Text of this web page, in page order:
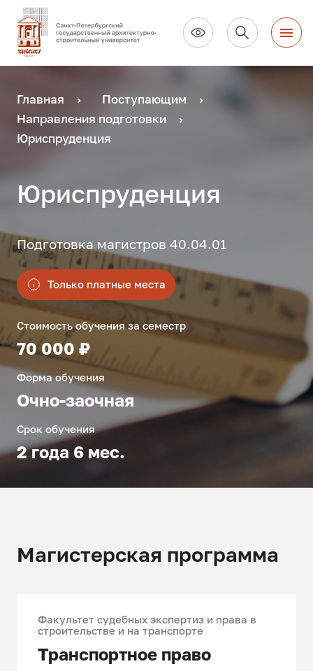
Главная
Поступающим
Направления подготовки
Юриспруденция
Юриспруденция
Подготовка магистров 40.04.01
Только платные места
Стоимость обучения за семестр
70 000 ₽
Форма обучения
Очно-заочная
Срок обучения
2 года 6 мес.
Магистерская программа
Факультет судебных экспертиз и права в
строительстве и на транспорте
Транспортное право